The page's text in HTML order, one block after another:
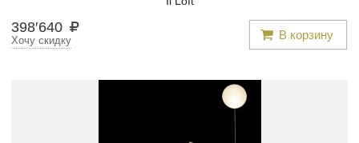
398′640 В корзину
Хочу скидку